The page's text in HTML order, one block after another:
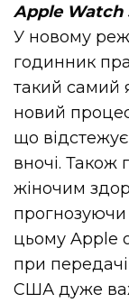
Apple Watch
У новому
годинник
такий самий
новий
що відстежує
вночі. Також
жіночим
цьому Apple
при
США дуже